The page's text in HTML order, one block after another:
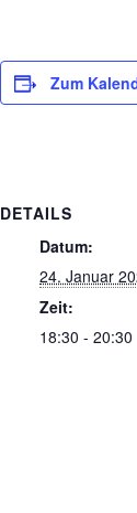
Zum
DETAILS
Datum:
24. Januar
Zeit:
18:30 - 20:30